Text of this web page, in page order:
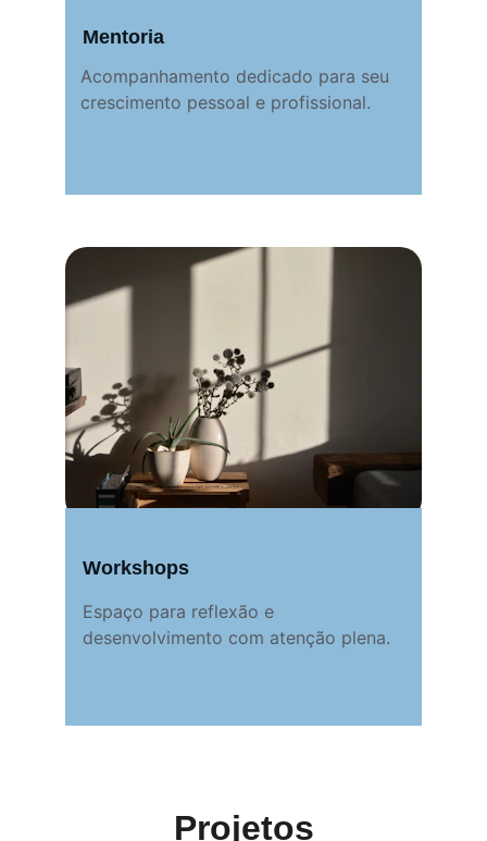
Mentoria
Acompanhamento dedicado para seu
crescimento pessoal e profissional.
Espaço para reflexão e
desenvolvimento com atenção plena.
Workshops
Projetos